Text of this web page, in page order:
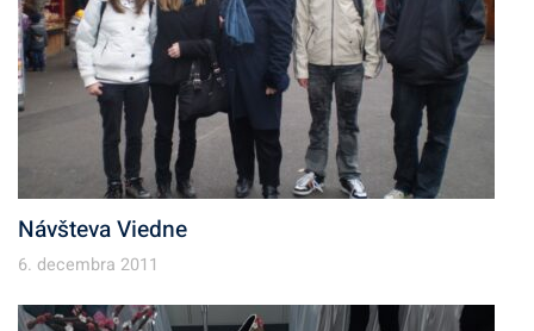
Návšteva Viedne
6. decembra 2011